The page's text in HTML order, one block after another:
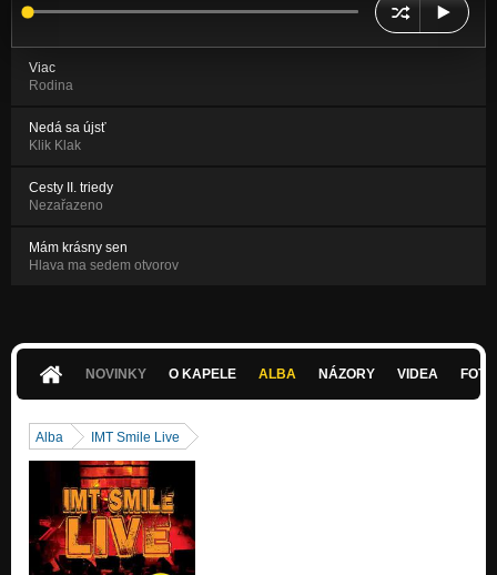
Viac
Rodina
Nedá sa újsť
Klik Klak
Cesty II. triedy
Nezařazeno
Mám krásny sen
Hlava ma sedem otvorov
NOVINKY O KAPELE ALBA NÁZORY VIDEA
Alba IMT Smile Live